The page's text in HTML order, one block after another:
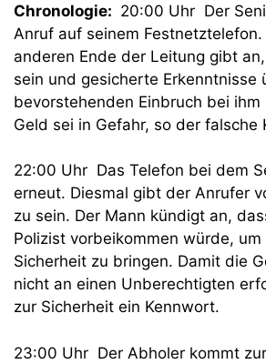
Chronologie: 20:00 Uhr Der
Anruf auf seinem Festnetztelefon.
anderen Ende der Leitung gibt
sein und gesicherte Erkenntnisse
bevorstehenden Einbruch bei ihm
Geld sei in Gefahr, so der falsche
22:00 Uhr Das Telefon bei dem
erneut. Diesmal gibt der Anrufer
zu sein. Der Mann kündigt an,
Polizist vorbeikommen würde, um
Sicherheit zu bringen. Damit die
nicht an einen Unberechtigten
zur Sicherheit ein Kennwort.
23:00 Uhr Der Abholer kommt